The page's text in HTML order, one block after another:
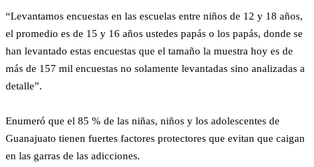
“Levantamos encuestas en las escuelas entre niños de 12 y 18 años,
el promedio es de 15 y 16 años ustedes papás o los papás, donde se
han levantado estas encuestas que el tamaño la muestra hoy es de
más de 157 mil encuestas no solamente levantadas sino analizadas a
detalle”.
Enumeró que el 85 % de las niñas, niños y los adolescentes de
Guanajuato tienen fuertes factores protectores que evitan que caigan
en las garras de las adicciones.